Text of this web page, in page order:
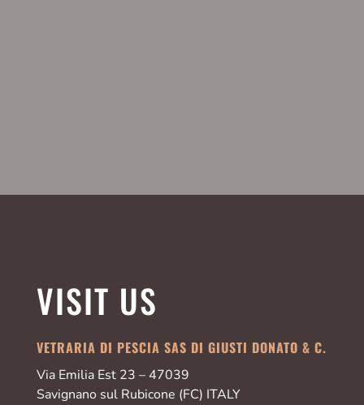
VISIT US
VETRARIA DI PESCIA SAS DI GIUSTI DONATO & C.
Via Emilia Est 23 – 47039
Savignano sul Rubicone (FC) ITALY